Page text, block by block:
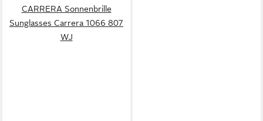
CARRERA Sonnenbrille
Sunglasses Carrera 1066 807
WJ